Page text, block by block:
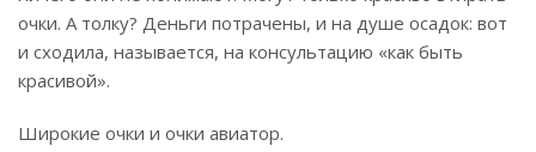
очки. А толку? Деньги потрачены, и на душе осадок: вот
и сходила, называется, на консультацию «как быть
красивой».
Широкие очки и очки авиатор.